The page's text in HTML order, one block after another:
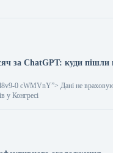
за ChatGPT: куди пішли
0 cWMVnY”> Дані не
у Конгресі